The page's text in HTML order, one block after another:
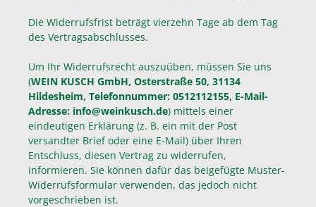
Die Widerrufsfrist beträgt vierzehn Tage ab dem Tag
des Vertragsabschlusses.
Um Ihr Widerrufsrecht auszuüben, müssen Sie uns
(WEIN KUSCH GmbH, Osterstraße 50, 31134
Hildesheim, Telefonnummer: 0512112155, E-Mail-
Adresse: info@weinkusch.de) mittels einer
eindeutigen Erklärung (z. B. ein mit der Post
versandter Brief oder eine E-Mail) über Ihren
Entschluss, diesen Vertrag zu widerrufen,
informieren. Sie können dafür das beigefügte Muster-
Widerrufsformular verwenden, das jedoch nicht
vorgeschrieben ist.